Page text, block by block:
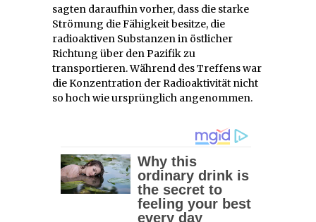
sagten daraufhin vorher, dass die starke
Strömung die Fähigkeit besitze, die
radioaktiven Substanzen in östlicher
Richtung über den Pazifik zu
transportieren. Während des Treffens war
die Konzentration der Radioaktivität nicht
so hoch wie ursprünglich angenommen.